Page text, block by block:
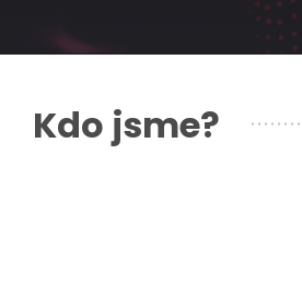
Kdo jsme?